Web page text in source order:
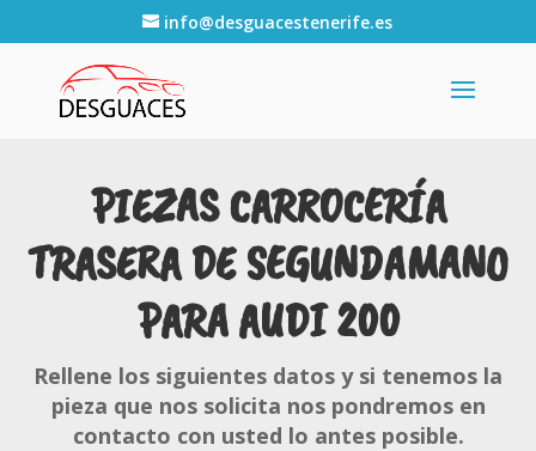
info@desguacestenerife.es
PIEZAS CARROCERÍA
TRASERA DE SEGUNDAMANO
PARA AUDI 200
Rellene los siguientes datos y si tenemos la
pieza que nos solicita nos pondremos en
contacto con usted lo antes posible.